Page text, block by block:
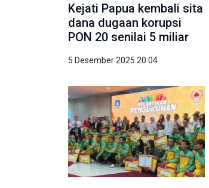
Kejati Papua kembali sita
dana dugaan korupsi
PON 20 senilai 5 miliar
5 Desember 2025 20:04